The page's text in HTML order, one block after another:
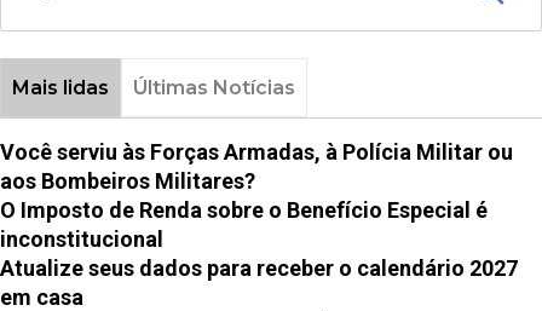
Mais lidas Últimas Notícias
Você serviu às Forças Armadas, à Polícia Militar ou
aos Bombeiros Militares?
O Imposto de Renda sobre o Benefício Especial é
inconstitucional
Atualize seus dados para receber o calendário 2027
em casa